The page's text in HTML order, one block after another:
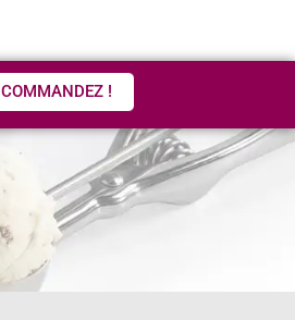
COMMANDEZ !